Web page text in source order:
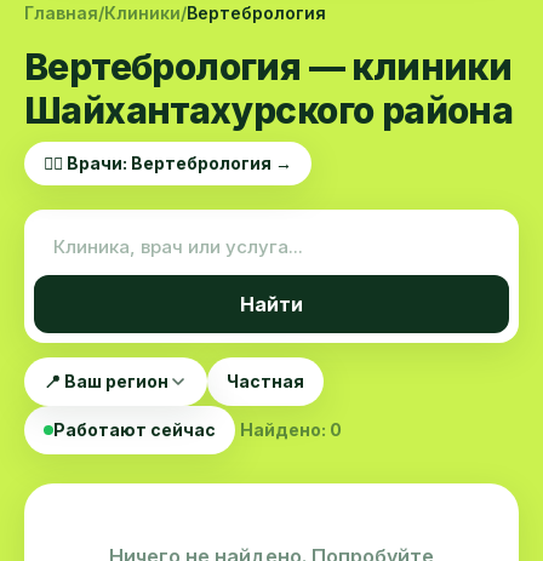
Главная/Клиники/Вертебрология
Вертебрология — клиники
Шайхантахурского района
👨‍⚕️ Врачи: Вертебрология →
Найти
📍 Ваш регион Частная
Работают сейчас Найдено: 0
Ничего не найдено. Попробуйте